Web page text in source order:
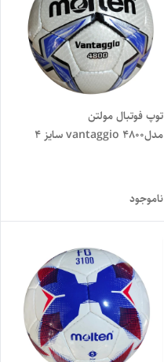
توپ فوتبال مولتن
مدلvantaggio 4800 سایز ۴
ناموجود